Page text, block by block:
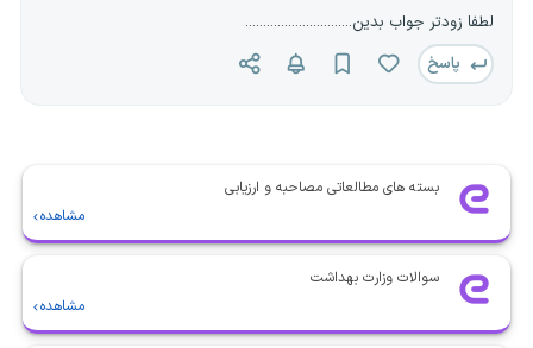
لطفا زودتر جواب بدین..............................
پاسخ
بسته های مطالعاتی مصاحبه و ارزیابی
مشاهده
سوالات وزارت بهداشت
مشاهده